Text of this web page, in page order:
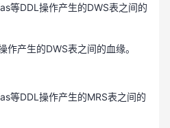
等DDL操作产生的DWS表之间的
产生的DWS表之间的血缘。
等DDL操作产生的MRS表之间的